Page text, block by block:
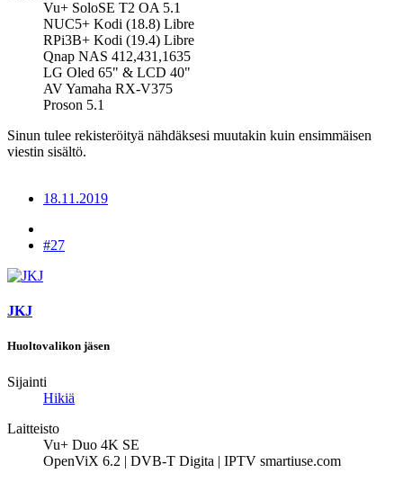
Vu+ SoloSE T2 OA 5.1
NUC5+ Kodi (18.8) Libre
RPi3B+ Kodi (19.4) Libre
Qnap NAS 412,431,1635
LG Oled 65" & LCD 40"
AV Yamaha RX-V375
Proson 5.1
Sinun tulee rekisteröityä nähdäksesi muutakin kuin ensimmäisen
viestin sisältö.
18.11.2019
#27
JKJ
Huoltovalikon jäsen
Sijainti
Hikiä
Laitteisto
Vu+ Duo 4K SE
OpenViX 6.2 | DVB-T Digita | IPTV smartiuse.com